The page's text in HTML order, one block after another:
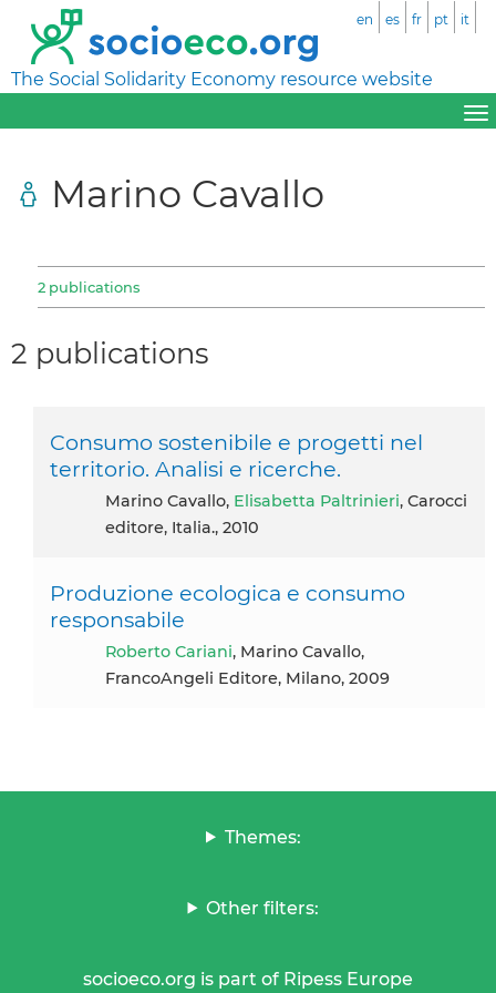
The Social Solidarity Economy resource website
en es fr pt it
Marino Cavallo
2 publications
2 publications
Consumo sostenibile e progetti nel
territorio. Analisi e ricerche.
Marino Cavallo, Elisabetta Paltrinieri, Carocci
editore, Italia., 2010
Produzione ecologica e consumo
responsabile
Roberto Cariani, Marino Cavallo,
FrancoAngeli Editore, Milano, 2009
Themes:
Other filters:
socioeco.org is part of Ripess Europe